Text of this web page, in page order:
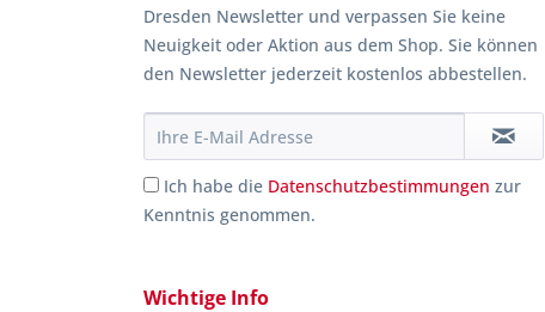
Dresden Newsletter und verpassen Sie keine
Neuigkeit oder Aktion aus dem Shop. Sie können
den Newsletter jederzeit kostenlos abbestellen.
Ich habe die Datenschutzbestimmungen zur
Kenntnis genommen.
Wichtige Info